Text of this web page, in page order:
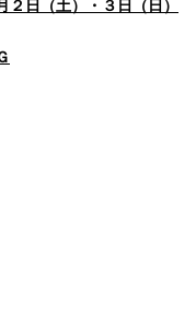
２日（土）・３日（日）